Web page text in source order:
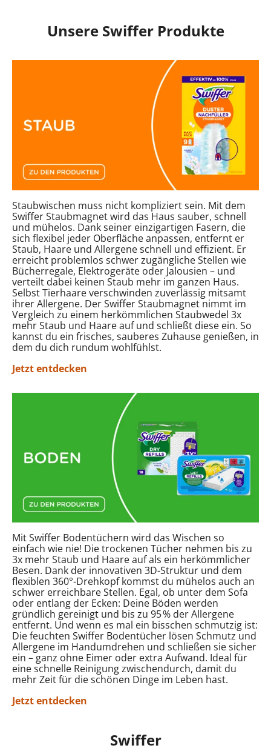
Unsere Swiffer Produkte
Staubwischen muss nicht kompliziert sein. Mit dem
Swiffer Staubmagnet wird das Haus sauber, schnell
und mühelos. Dank seiner einzigartigen Fasern, die
sich flexibel jeder Oberfläche anpassen, entfernt er
Staub, Haare und Allergene schnell und effizient. Er
erreicht problemlos schwer zugängliche Stellen wie
Bücherregale, Elektrogeräte oder Jalousien – und
verteilt dabei keinen Staub mehr im ganzen Haus.
Selbst Tierhaare verschwinden zuverlässig mitsamt
ihrer Allergene. Der Swiffer Staubmagnet nimmt im
Vergleich zu einem herkömmlichen Staubwedel 3x
mehr Staub und Haare auf und schließt diese ein. So
kannst du ein frisches, sauberes Zuhause genießen, in
dem du dich rundum wohlfühlst.
Jetzt entdecken
Mit Swiffer Bodentüchern wird das Wischen so
einfach wie nie! Die trockenen Tücher nehmen bis zu
3x mehr Staub und Haare auf als ein herkömmlicher
Besen. Dank der innovativen 3D-Struktur und dem
flexiblen 360°-Drehkopf kommst du mühelos auch an
schwer erreichbare Stellen. Egal, ob unter dem Sofa
oder entlang der Ecken: Deine Böden werden
gründlich gereinigt und bis zu 95 % der Allergene
entfernt. Und wenn es mal ein bisschen schmutzig ist:
Die feuchten Swiffer Bodentücher lösen Schmutz und
Allergene im Handumdrehen und schließen sie sicher
ein – ganz ohne Eimer oder extra Aufwand. Ideal für
eine schnelle Reinigung zwischendurch, damit du
mehr Zeit für die schönen Dinge im Leben hast.
Jetzt entdecken
Swiffer